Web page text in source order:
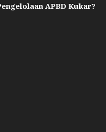
APBD Kukar?